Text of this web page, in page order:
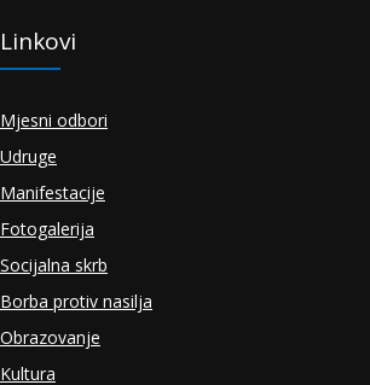
Linkovi
Mjesni odbori
Udruge
Manifestacije
Fotogalerija
Socijalna skrb
Borba protiv nasilja
Obrazovanje
Kultura